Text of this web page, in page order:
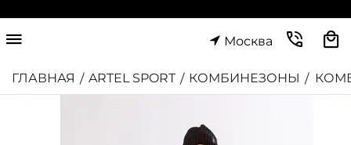
Москва
ГЛАВНАЯ / ARTEL SPORT / КОМБИНЕЗОНЫ /